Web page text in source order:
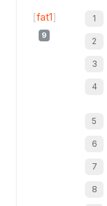
[fat1]
9